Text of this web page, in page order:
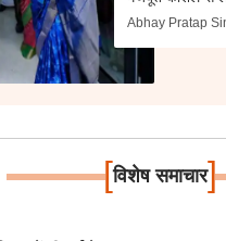
Abhay Pratap
[विशेष समाचार]